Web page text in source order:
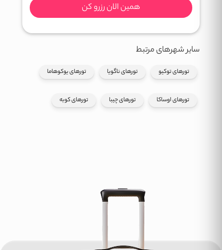
همین الان رزرو کن
سایر شهرهای مرتبط
تورهای توکیو تورهای ناگویا تورهای یوکوهاما
تورهای اوساکا تورهای چیبا تورهای کوبه